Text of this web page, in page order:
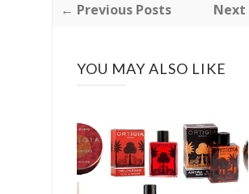
← Previous Posts Next
YOU MAY ALSO LIKE